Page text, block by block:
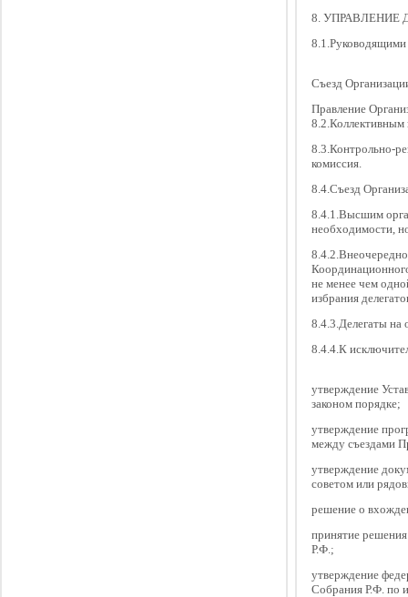
8. УПРАВЛЕНИЕ
8.1.Руководящими
Съезд
Правление
8.2.Коллективным
8.3.Контрольно-
комиссия.
8.4.Съезд
8.4.1.Высшим
необходимости,
не менее чем
избрания
8.4.3.Делегаты на
8.4.4.К
утверждение
законом порядке;
утверждение
между съездами
утверждение
советом или
решение о
принятие
Р.Ф.;
утверждение
Собрания Р.Ф. по